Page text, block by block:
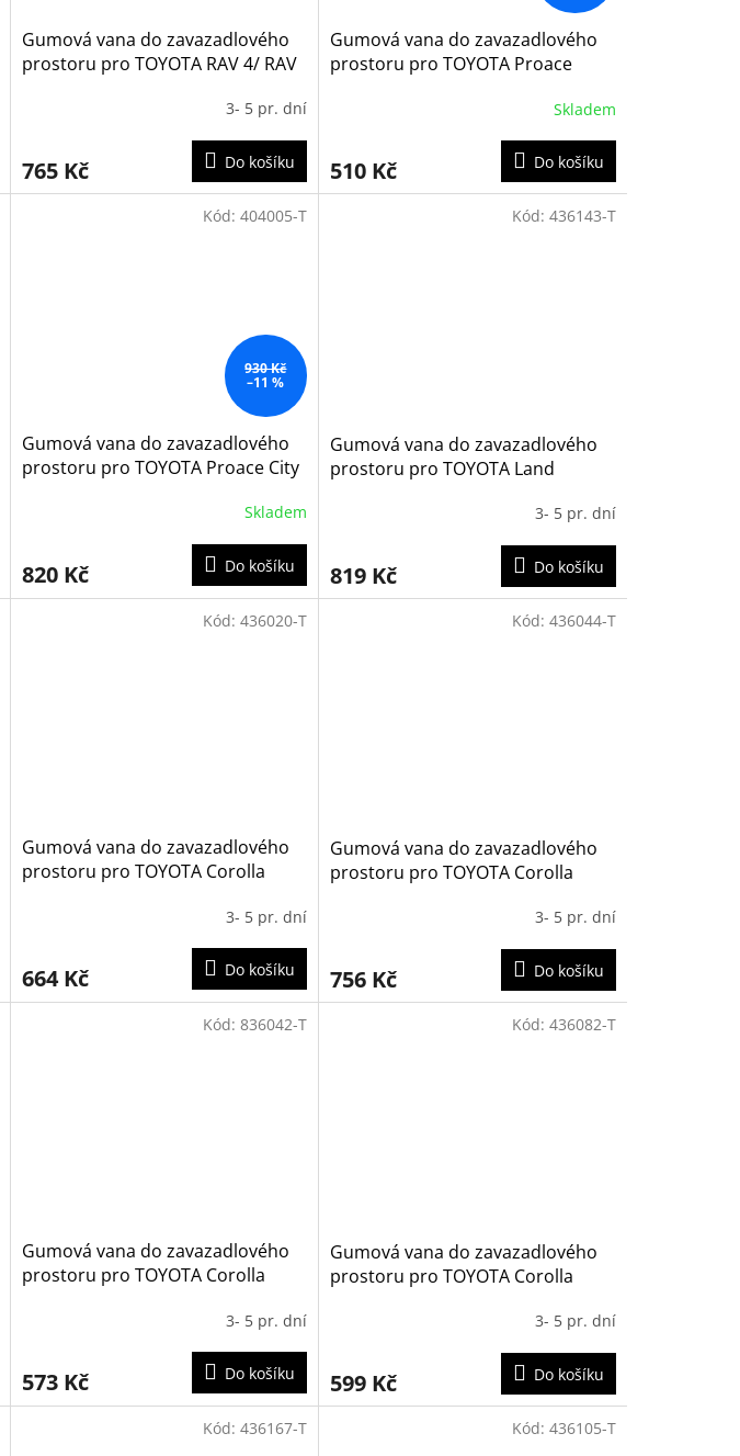
Gumová vana do zavazadlového
prostoru pro TOYOTA RAV 4/ RAV
3- 5 pr. dní
765 Kč Do košíku
Gumová vana do zavazadlového
prostoru pro TOYOTA Proace
Skladem
510 Kč Do košíku
930 Kč
–11 %
Gumová vana do zavazadlového
prostoru pro TOYOTA Proace City
Skladem
820 Kč Do košíku
Kód: 404005-T
Gumová vana do zavazadlového
prostoru pro TOYOTA Land
3- 5 pr. dní
819 Kč Do košíku
Kód: 436143-T
Gumová vana do zavazadlového
prostoru pro TOYOTA Corolla
3- 5 pr. dní
664 Kč Do košíku
Kód: 436020-T
Gumová vana do zavazadlového
prostoru pro TOYOTA Corolla
3- 5 pr. dní
756 Kč Do košíku
Kód: 436044-T
Gumová vana do zavazadlového
prostoru pro TOYOTA Corolla
3- 5 pr. dní
573 Kč Do košíku
Kód: 836042-T
Gumová vana do zavazadlového
prostoru pro TOYOTA Corolla
3- 5 pr. dní
599 Kč Do košíku
Kód: 436082-T
Kód: 436167-T Kód: 436105-T